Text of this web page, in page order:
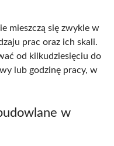
mieszczą się zwykle w
prac oraz ich skali.
od kilkudziesięciu do
lub godzinę pracy, w
w